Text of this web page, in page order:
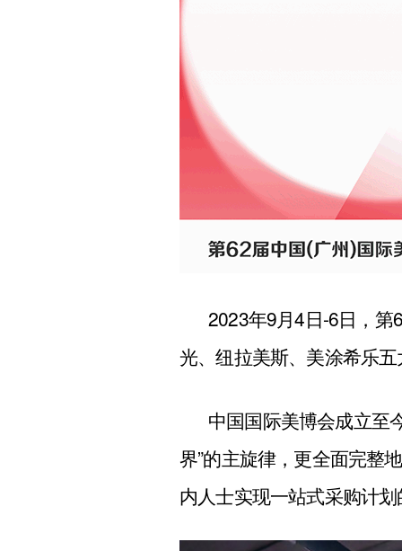
2023年9月4日-6日，
光、纽拉美斯、美涂希乐
中国国际美博会成立至
界”的主旋律，更全面完整
内人士实现一站式采购计